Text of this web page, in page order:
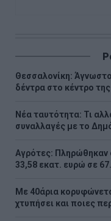
Θεσσαλονίκη:
δέντρα στο κέντρο
Νέα ταυτότητα: Τι
συναλλαγές με το
Αγρότες: Πληρώθηκαν
33,58 εκατ. ευρώ σε
Με 40άρια
χτυπήσει και ποιες